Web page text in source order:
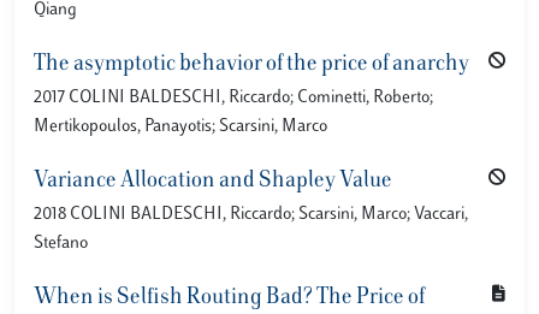
Qiang
The asymptotic behavior of the price of anarchy
2017 COLINI BALDESCHI, Riccardo; Cominetti, Roberto;
Mertikopoulos, Panayotis; Scarsini, Marco
Variance Allocation and Shapley Value
2018 COLINI BALDESCHI, Riccardo; Scarsini, Marco; Vaccari,
Stefano
When is Selfish Routing Bad? The Price of